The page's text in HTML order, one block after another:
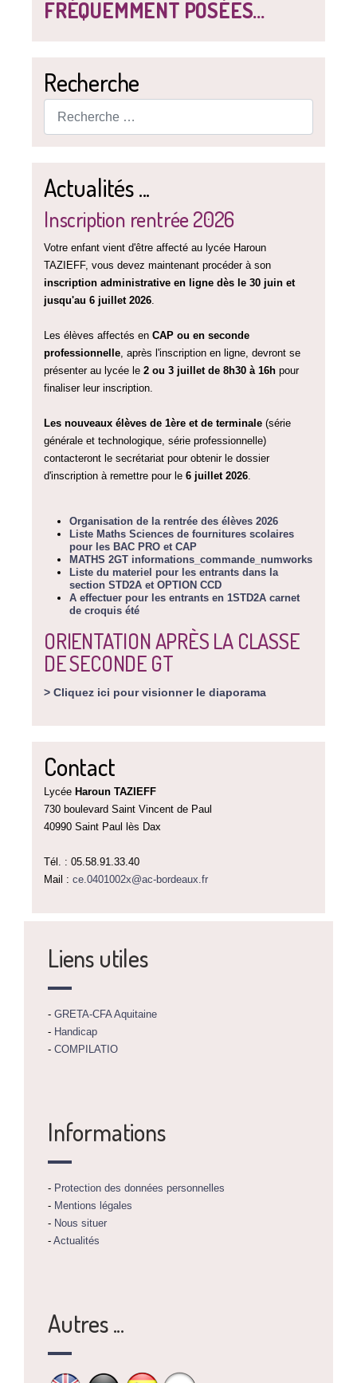
FRÉQUEMMENT POSÉES...
Recherche
Actualités ...
Inscription rentrée 2026
Votre enfant vient d'être affecté au lycée Haroun
TAZIEFF, vous devez maintenant procéder à son
inscription administrative en ligne dès le 30 juin et
jusqu'au 6 juillet 2026
Les élèves affectés en CAP ou en seconde
professionnelle , après l'inscription en ligne, devront se
présenter au lycée le 2 ou 3 juillet de 8h30 à 16h pour
finaliser leur inscription.
Les nouveaux élèves de 1ère et de terminale (série
générale et technologique, série professionnelle)
contacteront le secrétariat pour obtenir le dossier
d'inscription à remettre pour le 6 juillet 2026
Organisation de la rentrée des élèves 2026
Liste Maths Sciences de fournitures scolaires
pour les BAC PRO et CAP
MATHS 2GT informations_commande_numworks
Liste du materiel pour les entrants dans la
section STD2A et OPTION CCD
A effectuer pour les entrants en 1STD2A carnet
de croquis été
ORIENTATION APRÈS LA CLASSE
DE SECONDE GT
> Cliquez ici pour visionner le diaporama
Contact
Lycée Haroun TAZIEFF
730 boulevard Saint Vincent de Paul
40990 Saint Paul lès Dax
Tél. : 05.58.91.33.40
Mail : ce.0401002x@ac-bordeaux.fr
Liens utiles
- GRETA-CFA Aquitaine
- Handicap
- COMPILATIO
Informations
- Protection des données personnelles
- Mentions légales
- Nous situer
- Actualités
Autres ...